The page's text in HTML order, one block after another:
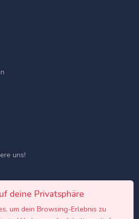
uns!
deine Privatsphäre
um dein Browsing-Erlebnis zu